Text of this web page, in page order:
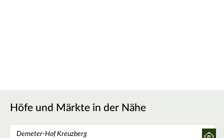
Höfe und Märkte in der Nähe
Demeter-Hof Kreuzberg